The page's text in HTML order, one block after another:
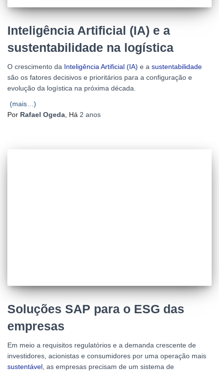
Inteligência Artificial (IA) e a
sustentabilidade na logística
O crescimento da Inteligência Artificial (IA) e a sustentabilidade
são os fatores decisivos e prioritários para a configuração e
evolução da logística na próxima década.
(mais…)
Por Rafael Ogeda, Há 2 anos
Soluções SAP para o ESG das
empresas
Em meio a requisitos regulatórios e a demanda crescente de
investidores, acionistas e consumidores por uma operação mais
sustentável , as empresas precisam de um sistema de